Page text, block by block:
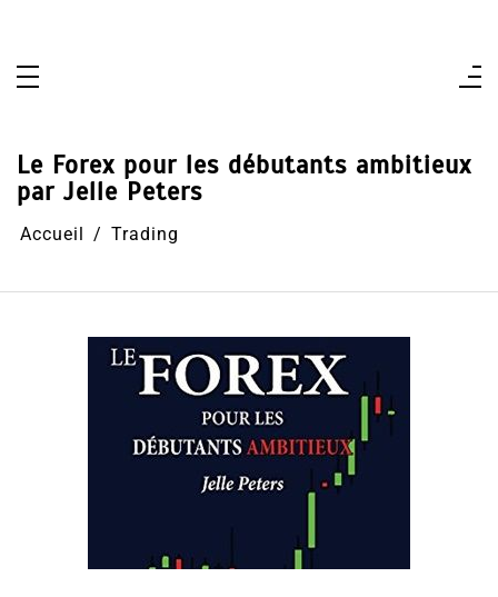
Le Forex pour les débutants ambitieux
par Jelle Peters
Accueil Trading